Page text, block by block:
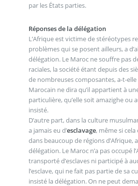
par les États parties.
Réponses de la délégation
L’Afrique est victime de stéréotypes
problèmes qui se posent ailleurs, a
délégation. Le Maroc ne souffre pas
raciales, la société étant depuis des
de nombreuses composantes, a-t-
Marocain ne dira qu’il appartient à
particulière, qu’elle soit amazighe ou
insisté.
D’autre part, dans la culture
a jamais eu d’esclavage, même si
dans beaucoup de régions d’Afrique,
délégation. Le Maroc n’a pas occupé
transporté d’esclaves ni participé à
l’esclave, qui ne fait pas partie de sa
insisté la délégation. On ne peut